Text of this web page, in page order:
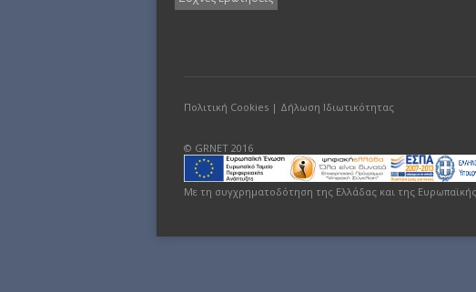
Πολιτική Cookies | Δήλωση Ιδιωτικότητας
© GRNET 2016
Με τη συγχρηματοδότηση της Ελλάδας και της